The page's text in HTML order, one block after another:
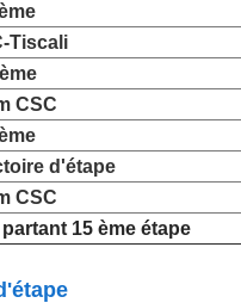
Tiscali
CSC
d'étape
CSC
15 ème étape